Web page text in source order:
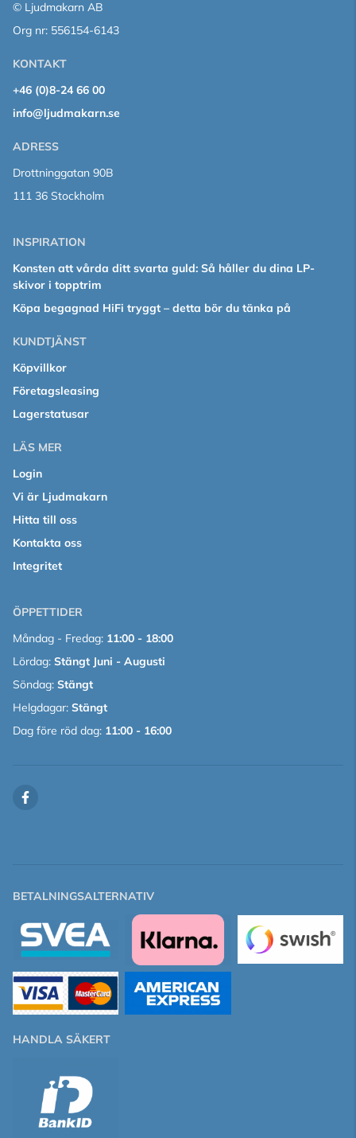
© Ljudmakarn AB
Org nr: 556154-6143
KONTAKT
+46 (0)8-24 66 00
info@ljudmakarn.se
ADRESS
Drottninggatan 90B
111 36 Stockholm
INSPIRATION
Konsten att vårda ditt svarta guld: Så håller du dina LP-
skivor i topptrim
Köpa begagnad HiFi tryggt – detta bör du tänka på
KUNDTJÄNST
Köpvillkor
Företagsleasing
Lagerstatusar
LÄS MER
Login
Vi är Ljudmakarn
Hitta till oss
Kontakta oss
Integritet
ÖPPETTIDER
Måndag - Fredag: 11:00 - 18:00
Lördag: Stängt Juni - Augusti
Söndag: Stängt
Helgdagar: Stängt
Dag före röd dag: 11:00 - 16:00
BETALNINGSALTERNATIV
HANDLA SÄKERT